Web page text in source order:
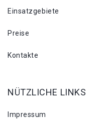
Einsatzgebiete
Preise
Kontakte
NÜTZLICHE LINKS
Impressum